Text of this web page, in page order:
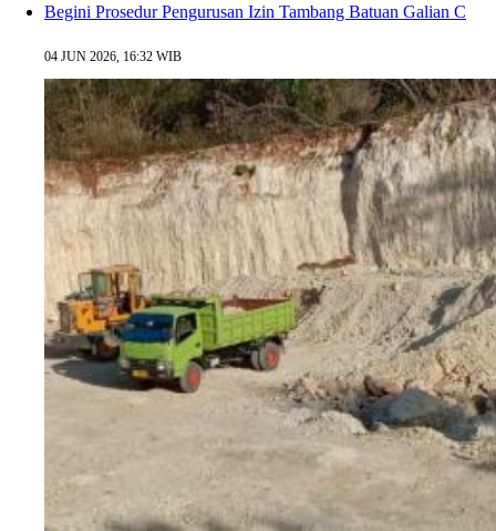
Begini Prosedur Pengurusan Izin Tambang Batuan Galian C
04 JUN 2026, 16:32 WIB